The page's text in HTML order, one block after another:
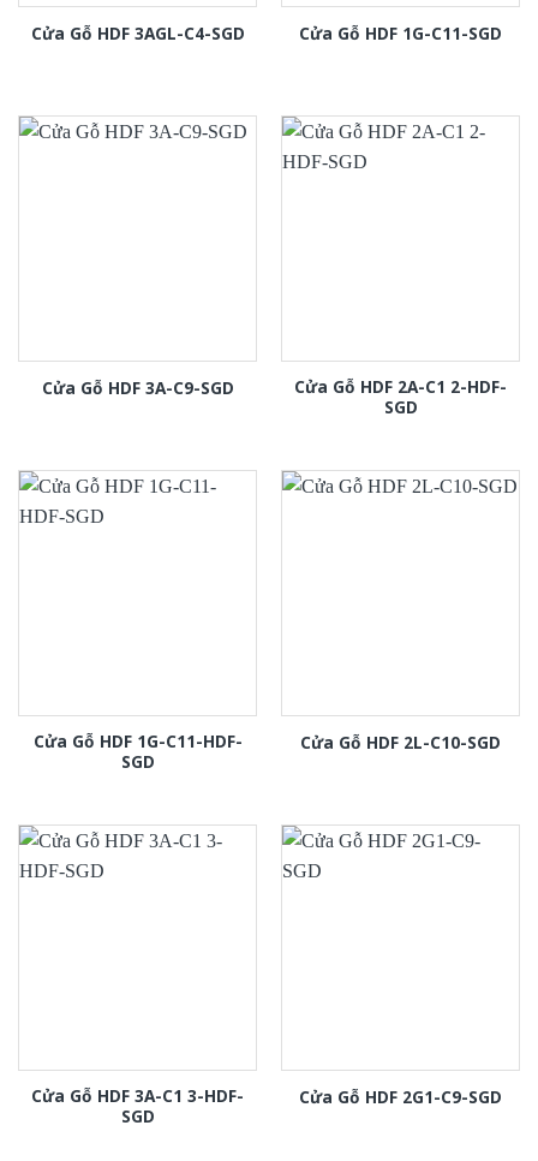
Cửa Gỗ HDF 3AGL-C4-SGD Cửa Gỗ HDF 1G-C11-SGD
Cửa Gỗ HDF 3A-C9-SGD
Cửa Gỗ HDF 2A-C1 2-HDF-
SGD
Cửa Gỗ HDF 1G-C11-HDF-
SGD
Cửa Gỗ HDF 2L-C10-SGD
Cửa Gỗ HDF 3A-C1 3-HDF-
SGD
Cửa Gỗ HDF 2G1-C9-SGD